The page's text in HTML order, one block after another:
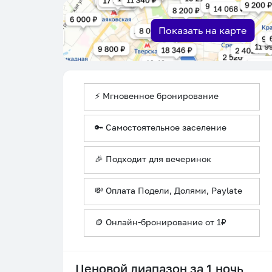
Показать на карте
⚡ Мгновенное бронирование
🔑 Самостоятельное заселение
🎉 Подходит для вечеринок
💸 Оплата Подели, Долями, Paylate
🪙 Онлайн-бронирование от 1₽
Ценовой диапазон за 1 ночь